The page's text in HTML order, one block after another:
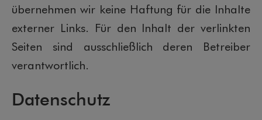
übernehmen wir keine Haftung für die Inhalte
externer Links. Für den Inhalt der verlinkten
Seiten sind ausschließlich deren Betreiber
verantwortlich.
Datenschutz